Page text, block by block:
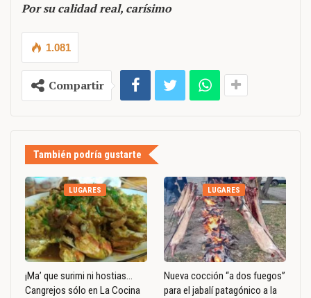
Por su calidad real, carísimo
1.081
Compartir
También podría gustarte
LUGARES
¡Ma’ que surimi ni hostias…
Cangrejos sólo en La Cocina
LUGARES
Nueva cocción “a dos fuegos”
para el jabalí patagónico a la